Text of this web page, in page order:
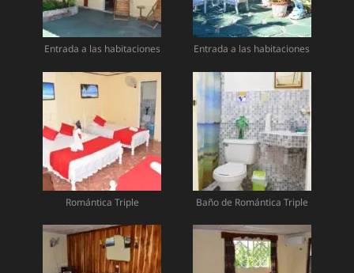
Entrada a las habitaciones Entrada a las habitaciones
Romántica Triple Baño de Romántica Triple